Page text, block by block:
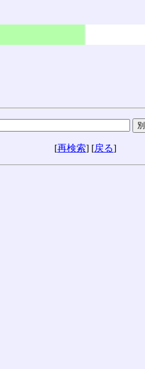
[再検索] [戻る]